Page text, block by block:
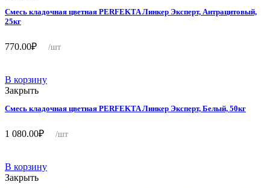
Смесь кладочная цветная PERFEKTA Линкер Эксперт, Антрацитовый,
25кг
770.00₽ /шт
В корзину
Закрыть
Смесь кладочная цветная PERFEKTA Линкер Эксперт, Белый, 50кг
1 080.00₽ /шт
В корзину
Закрыть